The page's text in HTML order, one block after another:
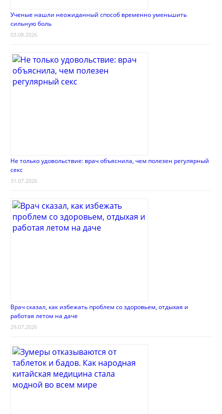
Ученые нашли неожиданный способ временно уменьшить
сильную боль
03.08.2026
Не только удовольствие: врач объяснила, чем полезен регулярный
секс
31.07.2026
Врач сказал, как избежать проблем со здоровьем, отдыхая и
работая летом на даче
29.07.2026